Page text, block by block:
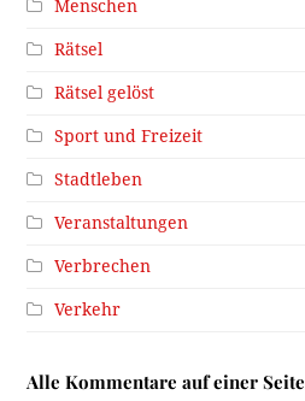
Menschen
Rätsel
Rätsel gelöst
Sport und Freizeit
Stadtleben
Veranstaltungen
Verbrechen
Verkehr
Alle Kommentare auf einer Seite